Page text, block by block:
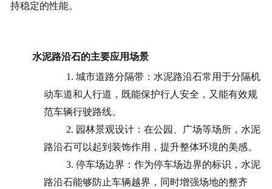
持稳定的性能。
水泥路沿石的主要应用场景
1. 城市道路分隔带：水泥路沿石常用于分隔机
动车道和人行道，既能保护行人安全，又能有效规
范车辆行驶路线。
2. 园林景观设计：在公园、广场等场所，水泥
路沿石可以起到装饰作用，提升整体环境的美感。
3. 停车场边界：作为停车场边界的标识，水泥
路沿石能够防止车辆越界，同时增强场地的整齐